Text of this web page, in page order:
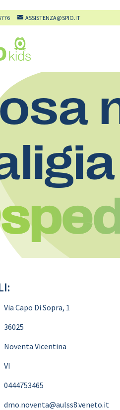
ASSISTENZA@SPIO.IT
Via Capo Di Sopra, 1
36025
Noventa Vicentina
VI
0444753465
dmo.noventa@aulss8.veneto.it